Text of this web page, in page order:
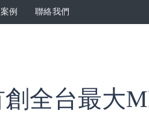
例 聯絡我們
全台最大